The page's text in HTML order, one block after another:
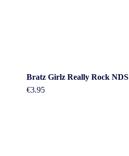
Bratz Girlz Really Rock NDS
€3.95